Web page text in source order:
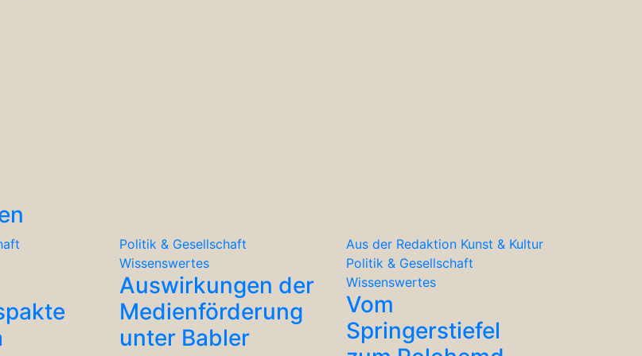
Politik & Gesellschaft
Wissenswertes
Auswirkungen der
Medienförderung
unter Babler
Aus der Redaktion Kunst & Kultur
Politik & Gesellschaft
Wissenswertes
Vom
Springerstiefel